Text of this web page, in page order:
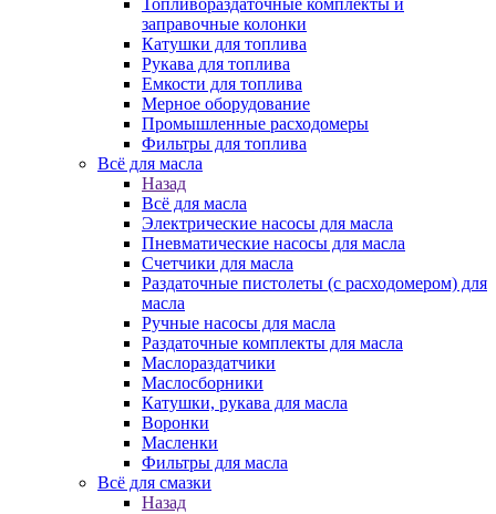
Топливораздаточные комплекты и
заправочные колонки
Катушки для топлива
Рукава для топлива
Емкости для топлива
Мерное оборудование
Промышленные расходомеры
Фильтры для топлива
Всё для масла
Назад
Всё для масла
Электрические насосы для масла
Пневматические насосы для масла
Счетчики для масла
Раздаточные пистолеты (с расходомером) для
масла
Ручные насосы для масла
Раздаточные комплекты для масла
Маслораздатчики
Маслосборники
Катушки, рукава для масла
Воронки
Масленки
Фильтры для масла
Всё для смазки
Назад